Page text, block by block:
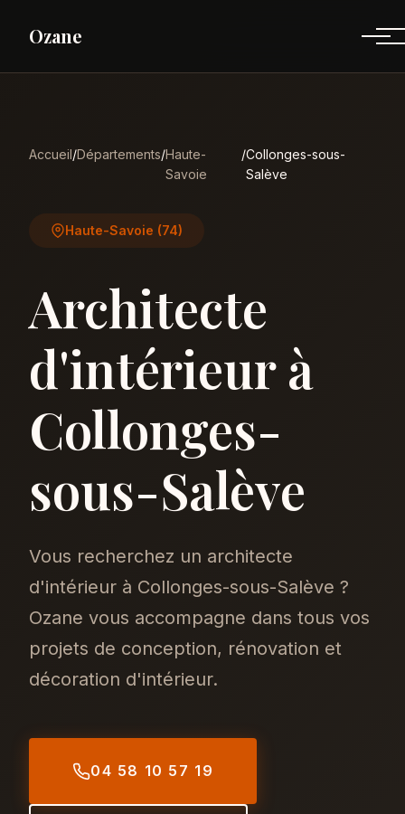
Ozane
Accueil/Départements/Haute-
Savoie
/Collonges-sous-
Salève
Haute-Savoie (74)
Architecte
d'intérieur à
Collonges-
sous-Salève
Vous recherchez un architecte
d'intérieur à Collonges-sous-Salève ?
Ozane vous accompagne dans tous vos
projets de conception, rénovation et
décoration d'intérieur.
04 58 10 57 19